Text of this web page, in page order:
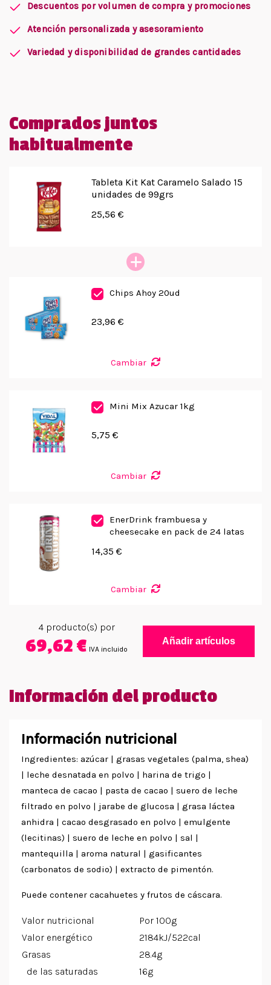
Descuentos por volumen de compra y promociones
Atención personalizada y asesoramiento
Variedad y disponibilidad de grandes cantidades
Comprados juntos
habitualmente
Tableta Kit Kat Caramelo Salado 15
unidades de 99grs
25,56 €
Chips Ahoy 20ud
23,96 €
Cambiar
Mini Mix Azucar 1kg
5,75 €
Cambiar
EnerDrink frambuesa y
cheesecake en pack de 24 latas
14,35 €
Cambiar
4producto(s) por
69,62 € IVA incluido
Añadir artículos
Información del producto
Información nutricional
Ingredientes: azúcar | grasas vegetales (palma, shea)
| leche desnatada en polvo | harina de trigo |
manteca de cacao | pasta de cacao | suero de leche
filtrado en polvo | jarabe de glucosa | grasa láctea
anhidra | cacao desgrasado en polvo | emulgente
(lecitinas) | suero de leche en polvo | sal |
mantequilla | aroma natural | gasificantes
(carbonatos de sodio) | extracto de pimentón.
Puede contener cacahuetes y frutos de cáscara.
Valor nutricional
Por 100g
Valor energético
2184kJ/522cal
Grasas
28.4g
de las saturadas
16g